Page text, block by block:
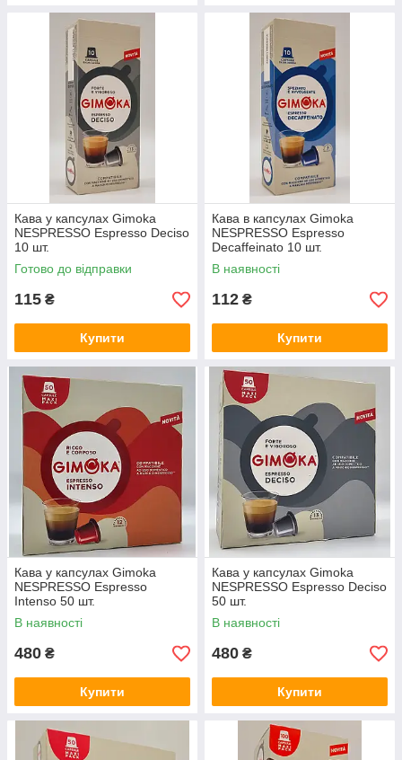
Кава у капсулах Gimoka
NESPRESSO Espresso Deciso
10 шт.
Готово до відправки
115 ₴
Купити
Кава в капсулах Gimoka
NESPRESSO Espresso
Decaffeinato 10 шт.
В наявності
112 ₴
Купити
Кава у капсулах Gimoka
NESPRESSO Espresso
Intenso 50 шт.
В наявності
480 ₴
Купити
Кава у капсулах Gimoka
NESPRESSO Espresso Deciso
50 шт.
В наявності
480 ₴
Купити